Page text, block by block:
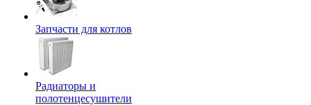
Запчасти для котлов
Радиаторы и
полотенцесушители